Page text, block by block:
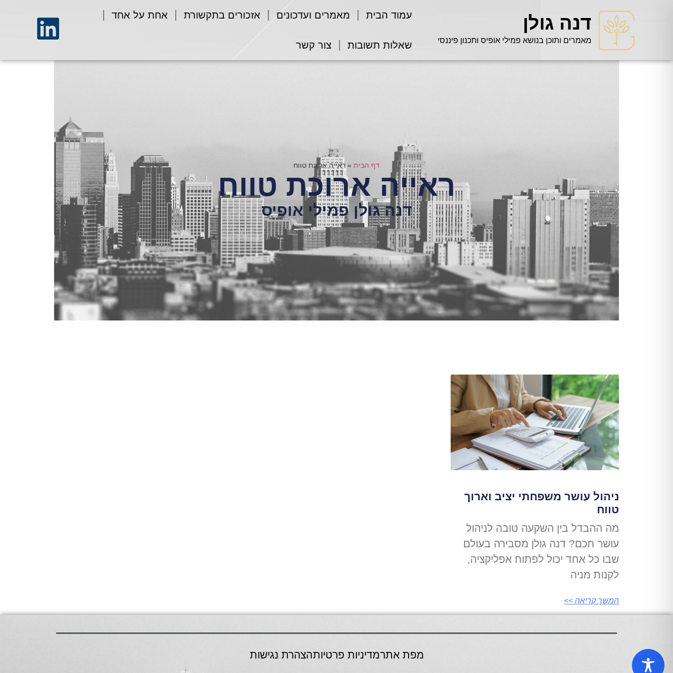
דנה גולן
מאמרים ותוכן בנושא פמילי אופיס ותכנון פיננסי
עמוד הבית מאמרים ועדכונים אזכורים בתקשורת אחת על אחד
שאלות תשובות צור קשר
דף הבית »ראייה ארוכת טווח
ראייה ארוכת טווח
דנה גולן פמילי אופיס
ניהול עושר משפחתי יציב וארוך
טווח
מה ההבדל בין השקעה טובה לניהול
עושר חכם? דנה גולן מסבירה בעולם
שבו כל אחד יכול לפתוח אפליקציה,
לקנות מניה
המשך קריאה >>
מפת אתרמדיניות פרטיותהצהרת נגישות